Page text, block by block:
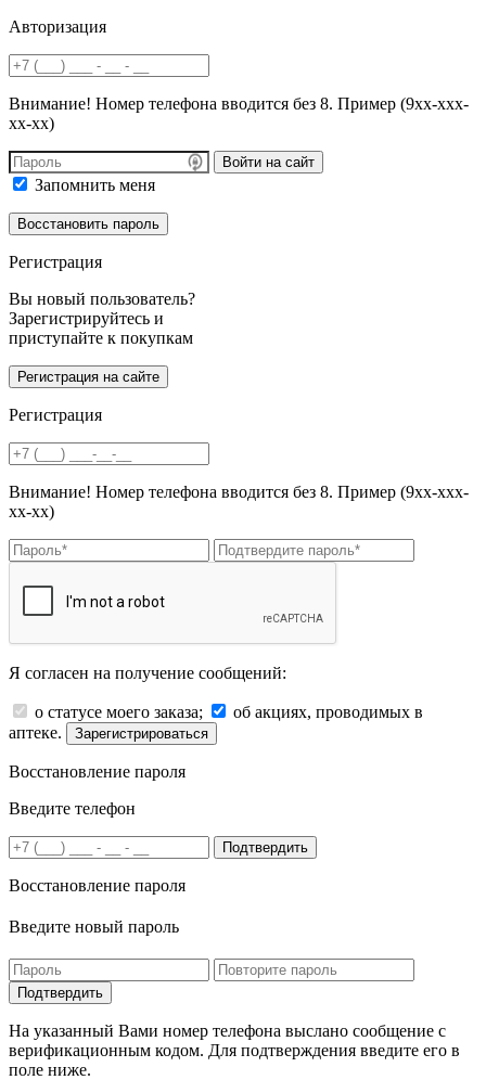
Авторизация
Внимание! Номер телефона вводится без 8. Пример (9хх-ххх-
хх-хх)
Войти на сайт
Запомнить меня
Регистрация
Вы новый пользователь?
Зарегистрируйтесь и
приступайте к покупкам
Регистрация
Внимание! Номер телефона вводится без 8. Пример (9хх-ххх-
хх-хх)
Я согласен на получение сообщений:
о статусе моего заказа;
об акциях, проводимых в
аптеке.
Зарегистрироваться
Восстановление пароля
Введите телефон
Подтвердить
Восстановление пароля
Введите новый пароль
На указанный Вами номер телефона выслано сообщение с
верификационным кодом. Для подтверждения введите его в
поле ниже.